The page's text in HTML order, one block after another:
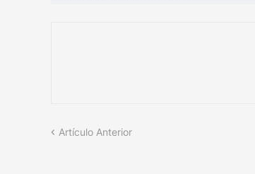
Artículo Anterior